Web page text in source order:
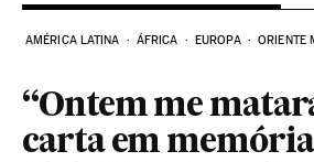
AMÉRICA LATINA ÁFRICA EUROPA ORIENTE
“Ontem me
carta em memória